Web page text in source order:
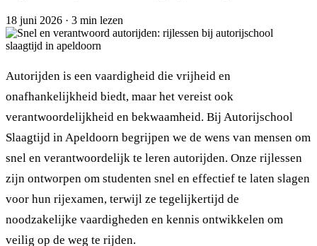
18 juni 2026 · 3 min lezen
Autorijden is een vaardigheid die vrijheid en
onafhankelijkheid biedt, maar het vereist ook
verantwoordelijkheid en bekwaamheid. Bij Autorijschool
Slaagtijd in Apeldoorn begrijpen we de wens van mensen om
snel en verantwoordelijk te leren autorijden. Onze rijlessen
zijn ontworpen om studenten snel en effectief te laten slagen
voor hun rijexamen, terwijl ze tegelijkertijd de
noodzakelijke vaardigheden en kennis ontwikkelen om
veilig op de weg te rijden.